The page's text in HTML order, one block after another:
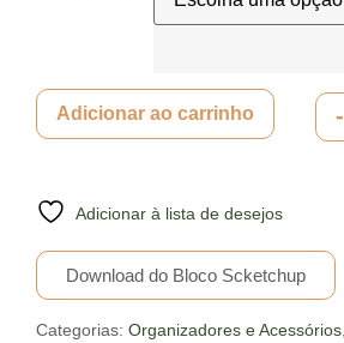
-
Adicionar ao carrinho
Adicionar à lista de desejos
Download do Bloco Scketchup
Categorias: Organizadores e Acessórios